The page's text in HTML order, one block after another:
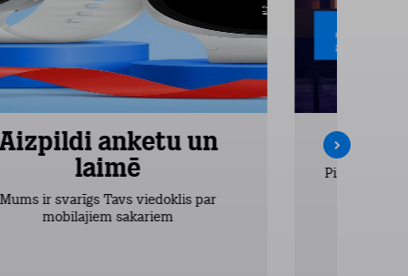
anketu un
laimē
Mums ir svarīgs Tavs viedoklis par
mobilajiem sakariem
Pirmos 2